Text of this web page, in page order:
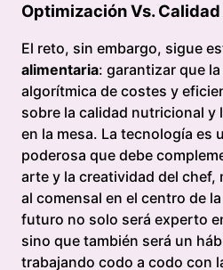
Optimización Vs.
El reto, sin embargo, sigue
alimentaria: garantizar que
algorítmica de costes y
sobre la calidad nutricional y
en la mesa. La tecnología es
poderosa que debe
arte y la creatividad del chef,
al comensal en el centro de
futuro no solo será experto
sino que también será un
trabajando codo a codo con